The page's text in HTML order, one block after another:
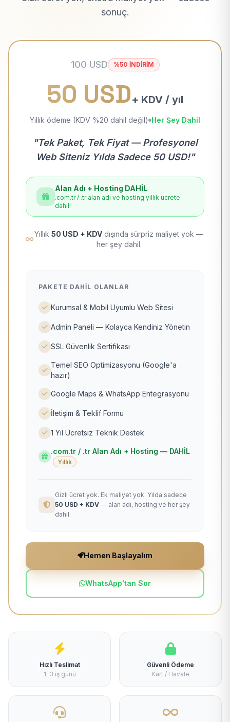
sonuç.
100 USD %50 İNDİRİM
50 USD+ KDV / yıl
Yıllık ödeme (KDV %20 dahil değil) Her Şey Dahil
"Tek Paket, Tek Fiyat — Profesyonel
Web Siteniz Yılda Sadece 50 USD!"
Alan Adı + Hosting DAHİL
.com.tr / .tr alan adı ve hosting yıllık ücrete
dahil!
Yıllık 50 USD + KDV dışında sürpriz maliyet yok —
her şey dahil.
PAKETE DAHIL OLANLAR
Kurumsal & Mobil Uyumlu Web Sitesi
Admin Paneli — Kolayca Kendiniz Yönetin
SSL Güvenlik Sertifikası
Temel SEO Optimizasyonu (Google'a
hazır)
Google Maps & WhatsApp Entegrasyonu
İletişim & Teklif Formu
1 Yıl Ücretsiz Teknik Destek
.com.tr / .tr Alan Adı + Hosting — DAHİL
Yıllık
Gizli ücret yok. Ek maliyet yok. Yılda sadece
50 USD + KDV — alan adı, hosting ve her şey
dahil.
Hemen Başlayalım
WhatsApp'tan Sor
Hızlı Teslimat
1-3 iş günü
Güvenli Ödeme
Kart / Havale